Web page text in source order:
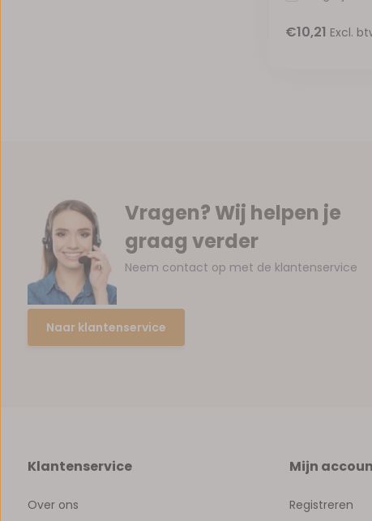
€10,21 Excl.
Vragen? Wij helpen je
graag verder
Neem contact op met de klantenservice
Naar klantenservice
Klantenservice
Over ons
Mijn
Registreren